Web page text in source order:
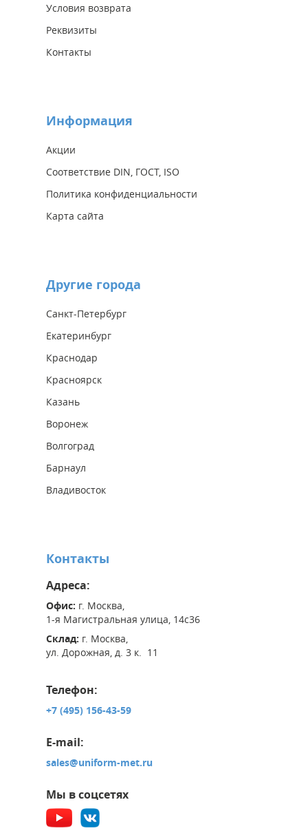
Условия возврата
Реквизиты
Контакты
Информация
Акции
Соответствие DIN, ГОСТ, ISO
Политика конфиденциальности
Карта сайта
Другие города
Санкт-Петербург
Екатеринбург
Краснодар
Красноярск
Казань
Воронеж
Волгоград
Барнаул
Владивосток
Контакты
Адреса:
Офис: г. Москва,
1-я Магистральная улица, 14с36
Склад: г. Москва,
ул. Дорожная, д. 3 к. 11
Телефон:
+7 (495) 156-43-59
E-mail:
sales@uniform-met.ru
Мы в соцсетях